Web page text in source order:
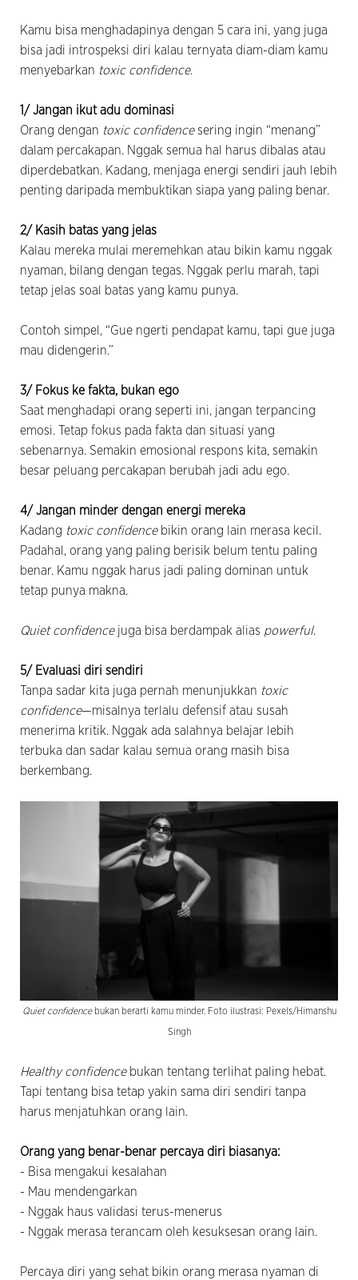
Kamu bisa menghadapinya dengan 5 cara ini, yang juga
bisa jadi introspeksi diri kalau ternyata diam-diam kamu
menyebarkan toxic confidence.
1/ Jangan ikut adu dominasi
Orang dengan toxic confidencesering ingin “menang”
dalam percakapan. Nggak semua hal harus dibalas atau
diperdebatkan. Kadang, menjaga energi sendiri jauh lebih
penting daripada membuktikan siapa yang paling benar.
2/ Kasih batas yang jelas
Kalau mereka mulai meremehkan atau bikin kamu nggak
nyaman, bilang dengan tegas. Nggak perlu marah, tapi
tetap jelas soal batas yang kamu punya.
Contoh simpel, “Gue ngerti pendapat kamu, tapi gue juga
mau didengerin.”
3/ Fokus ke fakta, bukan ego
Saat menghadapi orang seperti ini, jangan terpancing
emosi. Tetap fokus pada fakta dan situasi yang
sebenarnya. Semakin emosional respons kita, semakin
besar peluang percakapan berubah jadi adu ego.
4/ Jangan minder dengan energi mereka
Kadang toxic confidencebikin orang lain merasa kecil.
Padahal, orang yang paling berisik belum tentu paling
benar. Kamu nggak harus jadi paling dominan untuk
tetap punya makna.
Quiet confidencejuga bisa berdampak alias powerful.
5/ Evaluasi diri sendiri
Tanpa sadar kita juga pernah menunjukkan toxic
confidence—misalnya terlalu defensif atau susah
menerima kritik. Nggak ada salahnya belajar lebih
terbuka dan sadar kalau semua orang masih bisa
berkembang.
Quiet confidencebukan berarti kamu minder. Foto ilustrasi: Pexels/Himanshu
Singh
Healthy confidence bukan tentang terlihat paling hebat.
Tapi tentang bisa tetap yakin sama diri sendiri tanpa
harus menjatuhkan orang lain.
Orang yang benar-benar percaya diri biasanya:
- Bisa mengakui kesalahan
- Mau mendengarkan
- Nggak haus validasi terus-menerus
- Nggak merasa terancam oleh kesuksesan orang lain.
Percaya diri yang sehat bikin orang merasa nyaman di